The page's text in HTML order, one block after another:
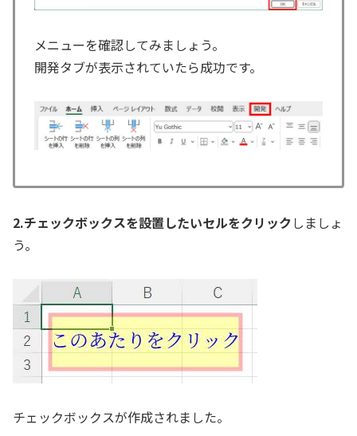
メニューを確認してみましょう。
開発タブが表示されていたら成功です。
2.チェックボックスを設置したいセルをクリックしましょ
う。
チェックボックスが作成されました。